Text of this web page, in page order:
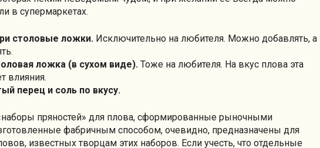
в супермаркетах.
столовые ложки. Исключительно на любителя. Можно добавлять, а
ложка (в сухом виде). Тоже на любителя. На вкус плова эта
влияния.
перец и соль по вкусу.
пряностей» для плова, сформированные рыночными
фабричным способом, очевидно, предназначены для
известных творцам этих наборов. Если учесть, что отдельные